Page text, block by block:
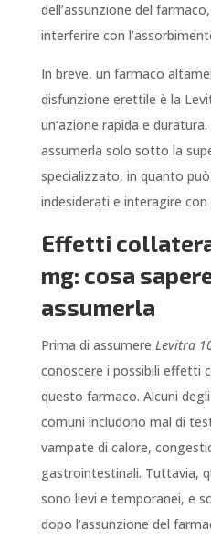
dell’assunzione del
interferire con
In breve, un farmaco
disfunzione erettile è la
un’azione rapida e
assumerla solo sotto la
specializzato, in quanto
indesiderati e interagire
Effetti
mg: cosa
assumerla
Prima di assumere Levitra
conoscere i possibili effetti
questo farmaco. Alcuni
comuni includono mal di
vampate di calore,
gastrointestinali. Tuttavia,
sono lievi e temporanei, e
dopo l’assunzione del